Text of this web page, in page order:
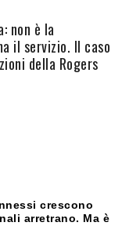
non è la
il servizio. Il caso
della Rogers
crescono
arretrano. Ma è